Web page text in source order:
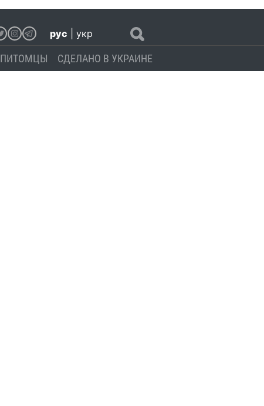
рус укр
ПИТОМЦЫ СДЕЛАНО В УКРАИНЕ